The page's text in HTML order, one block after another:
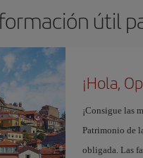
útil
¡Hola,
¡Consigue las
Patrimonio de
obligada. Las